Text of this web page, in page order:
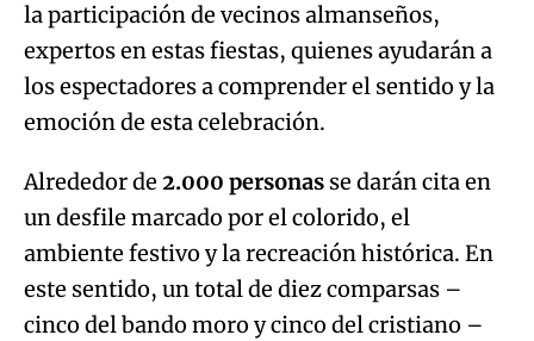
la participación de vecinos almanseños,
expertos en estas fiestas, quienes ayudarán a
los espectadores a comprender el sentido y la
emoción de esta celebración.
Alrededor de 2.000 personas se darán cita en
un desfile marcado por el colorido, el
ambiente festivo y la recreación histórica. En
este sentido, un total de diez comparsas –
cinco del bando moro y cinco del cristiano –